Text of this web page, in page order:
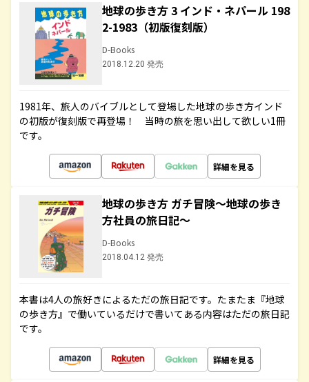
地球の歩き方 3 インド・ネパール 198
2-1983（初版復刻版）
D-Books
2018.12.20 発売
1981年、旅人のバイブルとして登場した地球の歩き方インド
の初版が復刻版で再登場！ 当時の旅を思い出して欲しい1冊
です。
詳細を見る
地球の歩き方 ガチ冒険～地球の歩き
方社員の旅日記～
D-Books
2018.04.12 発売
本書は4人の旅好きによるただの旅日記です。たまたま『地球
の歩き方』で働いているだけで書いてある内容はただの旅日記
です。
詳細を見る